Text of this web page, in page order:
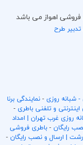
اهواز می باشد
تدبیر طرح
- شبانه روزی -نمایندگی برنا
و تلفنی باطری-
روزی غرب تهران | امداد
رایگان -باطری فروشی
| ارسال و نصب رایگان -